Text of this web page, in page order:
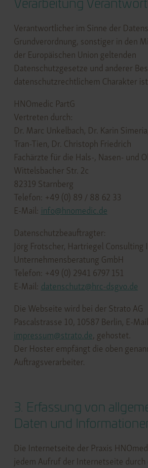
Verarbeitung
Verantwortlicher im Sinne der
Grundverordnung, sonstiger in den
der Europäischen Union geltenden
Datenschutzgesetze und anderer
datenschutzrechtlichem Charakter
HNOmedic PartG
Vertreten durch:
Dr. Marc Unkelbach, Dr. Karin
Tran-Tien, Dr. Christoph Friedrich
Fachärzte für die Hals-, Nasen- und
Wittelsbacher Str. 2c
82319 Starnberg
Telefon: +49 (0) 89 / 88 62 33
E-Mail: info@hnomedic.de
Datenschutzbeauftragter:
Jörg Frotscher, Hartriegel Consulting
Unternehmensberatung GmbH
Telefon: +49 (0) 2941 6797 151
E-Mail: datenschutz@hrc-dsgvo.de
Die Webseite wird bei der Strato AG
Pascalstrasse 10, 10587 Berlin, E-
impressum@strato.de, gehostet.
Der Hoster empfängt die oben
Auftragsverarbeiter.
3. Erfassung von
Daten und
Die Internetseite der Praxis
jedem Aufruf der Internetseite